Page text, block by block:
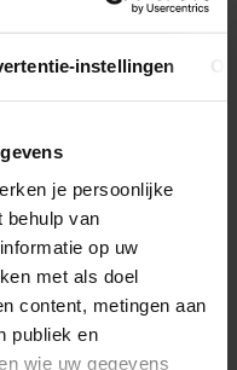
instellingen
je persoonlijke
behulp van
op uw
met als doel
content, metingen aan
publiek en
wie uw gegevens